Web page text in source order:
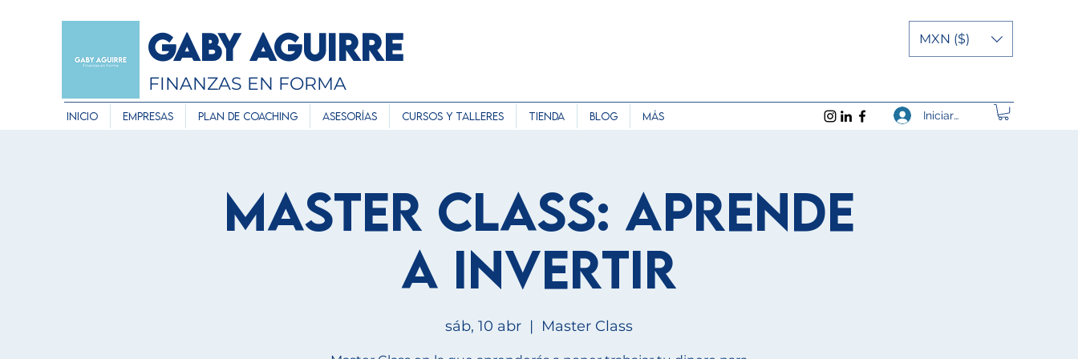
GABY AGUIRRE
FINANZAS EN FORMA
MXN ($)
Inicio Empresas Plan de Coaching Asesorías Cursos y Talleres Tienda Blog Más Iniciar sesión
Master Class: Aprende
a invertir
sáb, 10 abr
  |
Master Class